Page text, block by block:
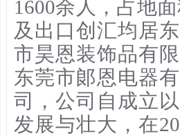
1600余人，占地
及出口创汇均居
市昊恩装饰品有
东莞市郞恩电器
司，公司自成立
发展与壮大，在